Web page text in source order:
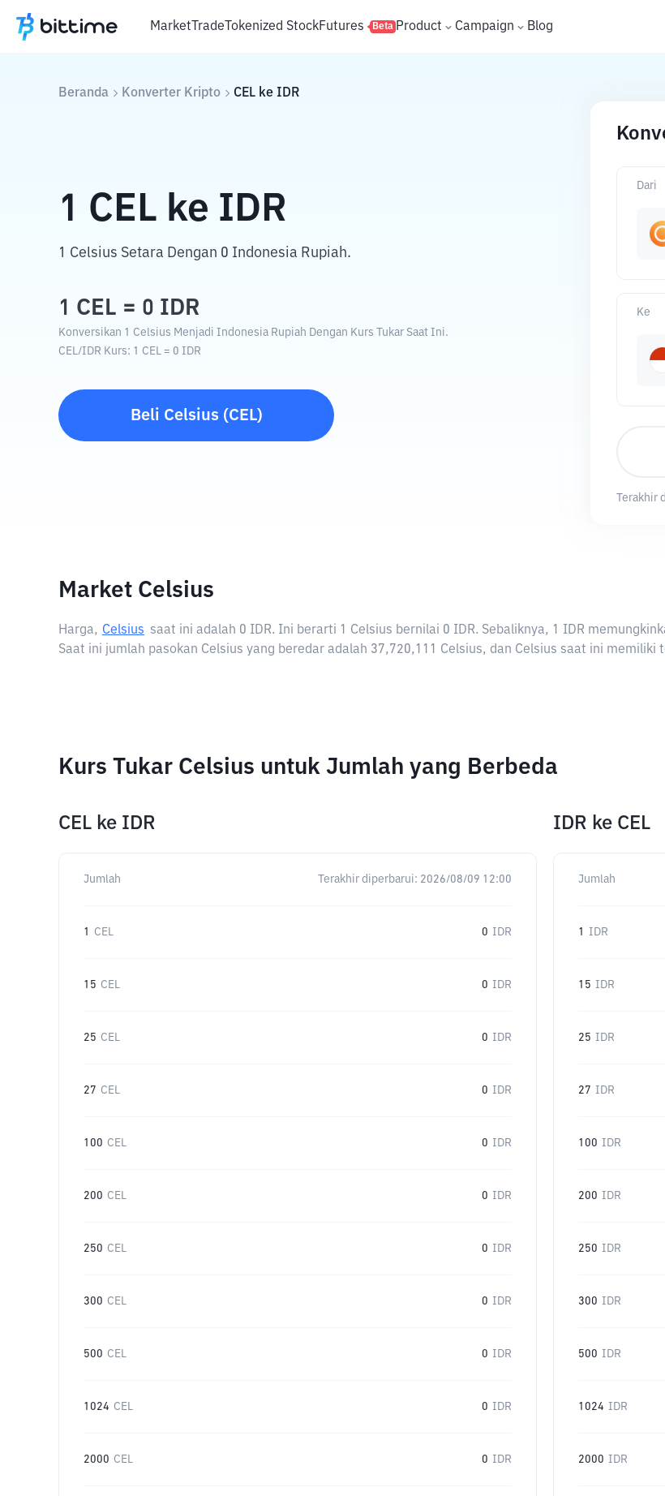
MarketTradeTokenized StockFutures Beta Product Campaign Blog
Beranda Konverter Kripto CEL ke IDR
1 CEL ke IDR
1 Celsius Setara Dengan 0 Indonesia Rupiah.
1 CEL = 0 IDR
Konversikan 1 Celsius Menjadi Indonesia Rupiah Dengan Kurs Tukar Saat Ini.
CEL/IDR Kurs: 1 CEL = 0 IDR
Beli Celsius(CEL)
Dari
Ke
Terakhir
Market Celsius
Harga, Celsius saat ini adalah 0 IDR. Ini berarti 1 Celsius bernilai 0 IDR. Sebaliknya, 1 IDR
Saat ini jumlah pasokan Celsius yang beredar adalah 37,720,111 Celsius, dan Celsius saat ini
Kurs Tukar Celsius untuk Jumlah yang Berbeda
CEL ke IDR
Jumlah Terakhir diperbarui: 2026/08/09 12:00
1 CEL 0 IDR
15 CEL 0 IDR
25 CEL 0 IDR
27 CEL 0 IDR
100 CEL 0 IDR
200 CEL 0 IDR
250 CEL 0 IDR
300 CEL 0 IDR
500 CEL 0 IDR
1024 CEL 0 IDR
2000 CEL 0 IDR
IDR ke CEL
Jumlah
1 IDR
15 IDR
25 IDR
27 IDR
100 IDR
200 IDR
250 IDR
300 IDR
500 IDR
1024 IDR
2000 IDR